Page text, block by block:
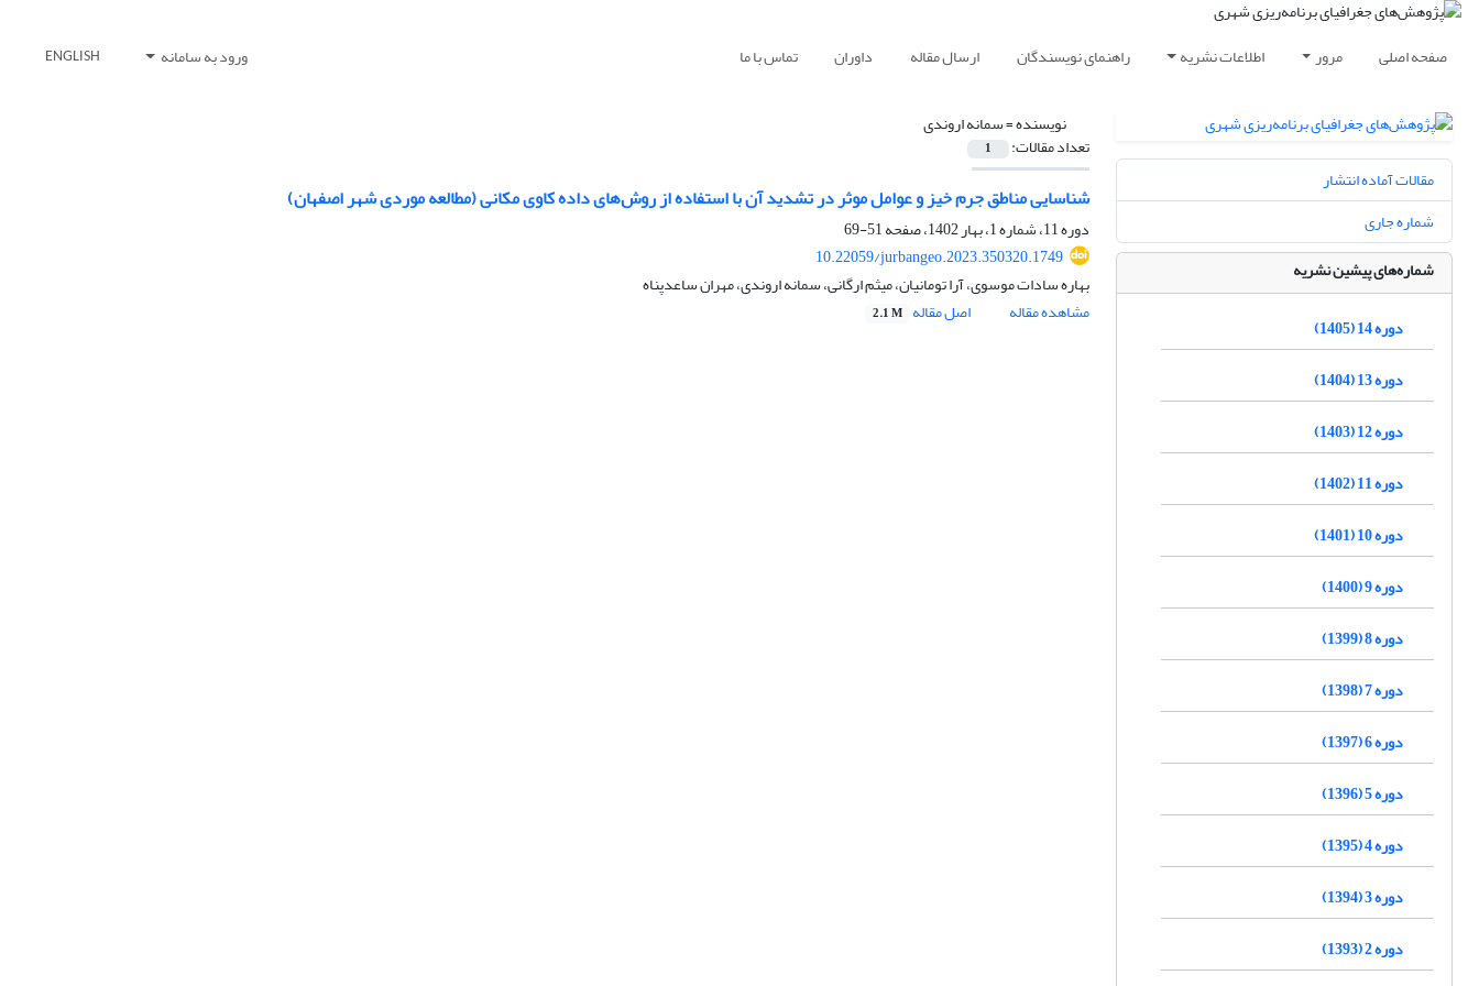
صفحه اصلی مرور اطلاعات نشریه راهنمای نویسندگان ارسال مقاله داوران تماس با ما ورود به سامانه ENGLISH
نویسنده =سمانه اروندی
تعداد مقالات: 1
شناسایی مناطق جرم خیز و عوامل موثر در تشدید آن با استفاده از روش‌های داده کاوی مکانی (مطالعه موردی شهر اصفهان)
دوره 11، شماره 1، بهار 1402، صفحه
51-69
10.22059/jurbangeo.2023.350320.1749
بهاره سادات موسوی، آرا تومانیان، میثم ارگانی، سمانه اروندی، مهران ساعدپناه
مشاهده مقاله
اصل مقاله 2.1 M
مقالات آماده انتشار
شماره جاری
شماره‌های پیشین نشریه
دوره 14 (1405)
دوره 13 (1404)
دوره 12 (1403)
دوره 11 (1402)
دوره 10 (1401)
دوره 9 (1400)
دوره 8 (1399)
دوره 7 (1398)
دوره 6 (1397)
دوره 5 (1396)
دوره 4 (1395)
دوره 3 (1394)
دوره 2 (1393)